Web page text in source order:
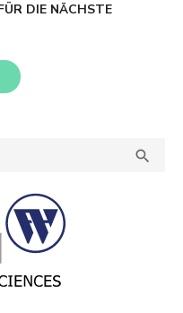
DIE NÄCHSTE
